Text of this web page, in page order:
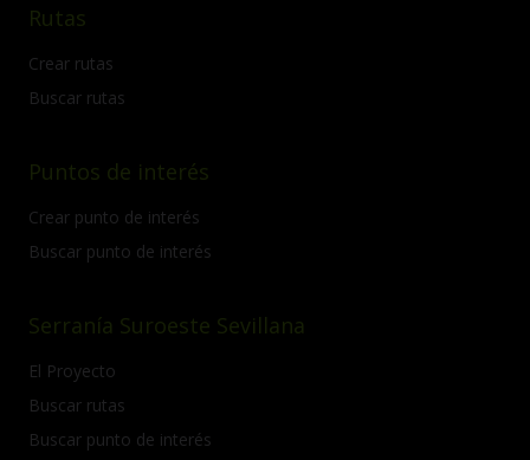
Rutas
Crear rutas
Buscar rutas
Puntos de interés
Crear punto de interés
Buscar punto de interés
Serranía Suroeste Sevillana
El Proyecto
Buscar rutas
Buscar punto de interés